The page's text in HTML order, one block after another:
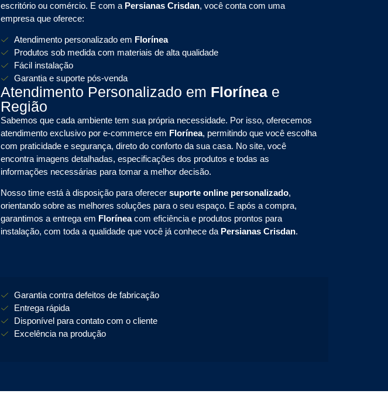
escritório ou comércio. E com a Persianas Crisdan, você conta com uma
empresa que oferece:
Atendimento personalizado em Florínea
Produtos sob medida com materiais de alta qualidade
Fácil instalação
Garantia e suporte pós-venda
Atendimento Personalizado em Florínea e
Região
Sabemos que cada ambiente tem sua própria necessidade. Por isso, oferecemos
atendimento exclusivo por e-commerce em Florínea, permitindo que você escolha
com praticidade e segurança, direto do conforto da sua casa. No site, você
encontra imagens detalhadas, especificações dos produtos e todas as
informações necessárias para tomar a melhor decisão.
Nosso time está à disposição para oferecer suporte online personalizado,
orientando sobre as melhores soluções para o seu espaço. E após a compra,
garantimos a entrega em Floríneacom eficiência e produtos prontos para
instalação, com toda a qualidade que você já conhece da Persianas Crisdan.
Garantia contra defeitos de fabricação
Entrega rápida
Disponível para contato com o cliente
Excelência na produção